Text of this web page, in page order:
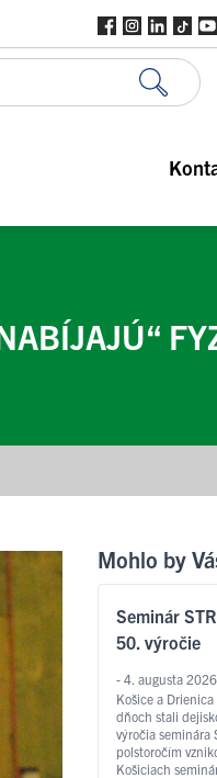
Mohlo by
Seminár
50. výročie
- 4. augusta 2026
Košice a
dňoch stali
výročia seminára
polstoročím
Košiciach